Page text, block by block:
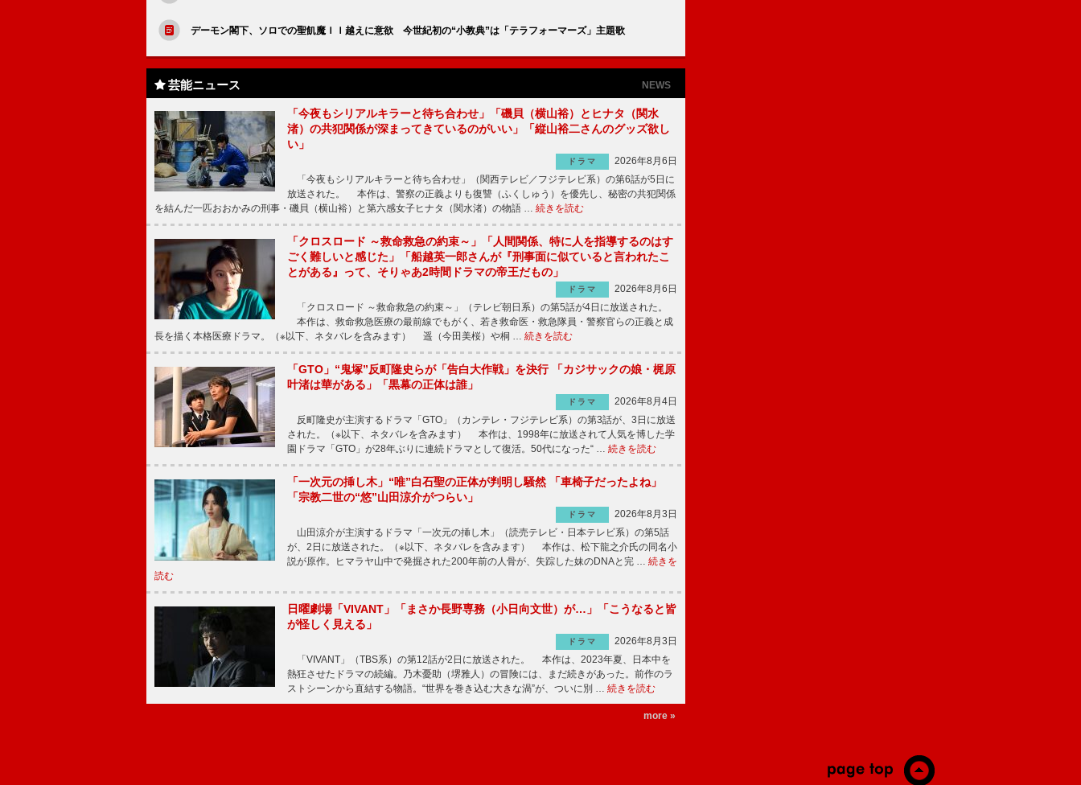
デーモン閣下、ソロでの聖飢魔ＩＩ越えに意欲 今世紀初の“小教典”は「テラフォーマーズ」主題歌
芸能ニュース NEWS
「今夜もシリアルキラーと待ち合わせ」「磯貝（横山裕）とヒナタ（関水
渚）の共犯関係が深まってきているのがいい」「縦山裕二さんのグッズ欲し
い」
ドラマ
2026年8月6日
「今夜もシリアルキラーと待ち合わせ」（関西テレビ／フジテレビ系）の第6話が5日に
放送された。 本作は、警察の正義よりも復讐（ふくしゅう）を優先し、秘密の共犯関係
を結んだ一匹おおかみの刑事・磯貝（横山裕）と第六感女子ヒナタ（関水渚）の物語 … 続きを読む
「クロスロード ～救命救急の約束～」「人間関係、特に人を指導するのはす
ごく難しいと感じた」「船越英一郎さんが『刑事面に似ていると言われたこ
とがある』って、そりゃあ2時間ドラマの帝王だもの」
ドラマ
2026年8月6日
「クロスロード ～救命救急の約束～」（テレビ朝日系）の第5話が4日に放送された。
本作は、救命救急医療の最前線でもがく、若き救命医・救急隊員・警察官らの正義と成
長を描く本格医療ドラマ。（※以下、ネタバレを含みます） 遥（今田美桜）や桐 … 続きを読む
「GTO」“鬼塚”反町隆史らが「告白大作戦」を決行 「カジサックの娘・梶原
叶渚は華がある」「黒幕の正体は誰」
ドラマ
2026年8月4日
反町隆史が主演するドラマ「GTO」（カンテレ・フジテレビ系）の第3話が、3日に放送
された。（※以下、ネタバレを含みます） 本作は、1998年に放送されて人気を博した学
園ドラマ「GTO」が28年ぶりに連続ドラマとして復活。50代になった“ … 続きを読む
「一次元の挿し木」“唯”白石聖の正体が判明し騒然 「車椅子だったよね」
「宗教二世の“悠”山田涼介がつらい」
ドラマ
2026年8月3日
山田涼介が主演するドラマ「一次元の挿し木」（読売テレビ・日本テレビ系）の第5話
が、2日に放送された。（※以下、ネタバレを含みます） 本作は、松下龍之介氏の同名小
説が原作。ヒマラヤ山中で発掘された200年前の人骨が、失踪した妹のDNAと完 … 続きを
読む
日曜劇場「VIVANT」「まさか長野専務（小日向文世）が…」「こうなると皆
が怪しく見える」
ドラマ
2026年8月3日
「VIVANT」（TBS系）の第12話が2日に放送された。 本作は、2023年夏、日本中を
熱狂させたドラマの続編。乃木憂助（堺雅人）の冒険には、まだ続きがあった。前作のラ
ストシーンから直結する物語。“世界を巻き込む大きな渦”が、ついに別 … 続きを読む
more »